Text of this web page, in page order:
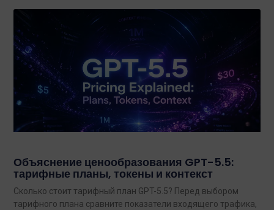
Объяснение ценообразования GPT-5.5:
тарифные планы, токены и контекст
Сколько стоит тарифный план GPT-5.5? Перед выбором
тарифного плана сравните показатели входящего трафика,